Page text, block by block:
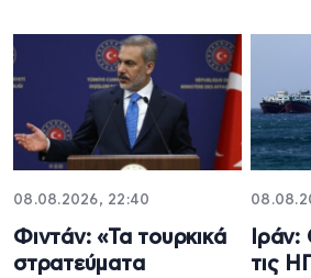
08.08.2026, 22:40
Φιντάν: «Τα τουρκικά
στρατεύματα
τις